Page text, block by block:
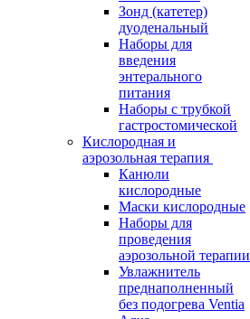
Зонд (катетер)
дуоденальный
Наборы для
введения
энтерального
питания
Наборы с трубкой
гастростомической
Кислородная и
аэрозольная терапия
Канюли
кислородные
Маски кислородные
Наборы для
проведения
аэрозольной терапии
Увлажнитель
преднаполненный
без подогрева Ventia